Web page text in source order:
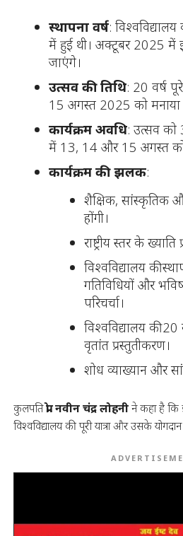
स्थापना वर्ष:
में हुई थी। अक्टूबर 2025 में
जाएंगे।
उत्सव की तिथि: 20 वर्ष
15 अगस्त 2025 को मनाया
कार्यक्रम अवधि: उत्सव को
में 13, 14 और 15 अगस्त को
कार्यक्रम की झलक:
शैक्षिक, सांस्कृतिक
होंगी।
राष्ट्रीय स्तर के
विश्वविद्यालय की
गतिविधियों और
परिचर्चा।
विश्वविद्यालय की
वृतांत प्रस्तुतीकरण।
शोध व्याख्यान और
कुलपतिप्रो. नवीन चंद्र लोहनीने कहा है
विश्वविद्यालय की पूरी यात्रा और उसके